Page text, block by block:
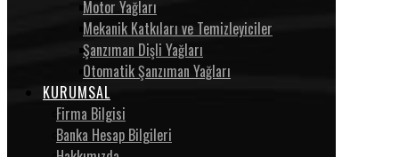
Motor Yağları
Mekanik Katkıları ve Temizleyiciler
Şanzıman Dişli Yağları
Otomatik Şanzıman Yağları
KURUMSAL
Firma Bilgisi
Banka Hesap Bilgileri